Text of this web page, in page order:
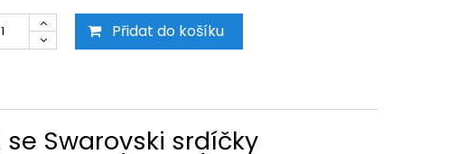
Přidat do košíku
Swarovski srdíčky